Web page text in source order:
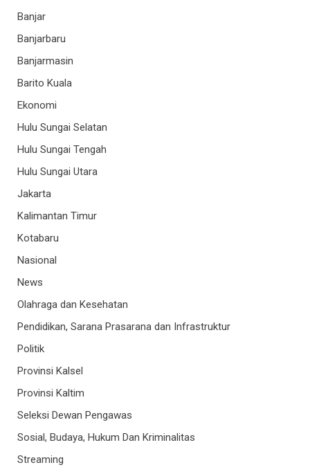
Banjar
Banjarbaru
Banjarmasin
Barito Kuala
Ekonomi
Hulu Sungai Selatan
Hulu Sungai Tengah
Hulu Sungai Utara
Jakarta
Kalimantan Timur
Kotabaru
Nasional
News
Olahraga dan Kesehatan
Pendidikan, Sarana Prasarana dan Infrastruktur
Politik
Provinsi Kalsel
Provinsi Kaltim
Seleksi Dewan Pengawas
Sosial, Budaya, Hukum Dan Kriminalitas
Streaming